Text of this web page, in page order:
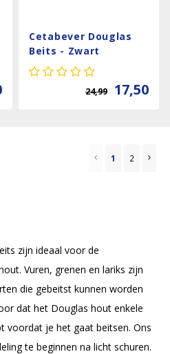
Cetabever Douglas
Beits - Zwart
24,99 17,50
1 2
zijn ideaal voor de
Vuren, grenen en lariks zijn
die gebeitst kunnen worden
dat het Douglas hout enkele
voordat je het gaat beitsen. Ons
te beginnen na licht schuren.